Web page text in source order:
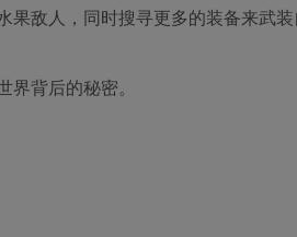
敌人，同时搜寻更多的装备来武
背后的秘密。